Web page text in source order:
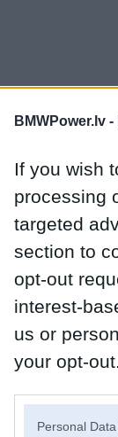
BMWPower.lv -
If you wish
processing
targeted
section to
opt-out
interest-
us or
your opt-
Personal